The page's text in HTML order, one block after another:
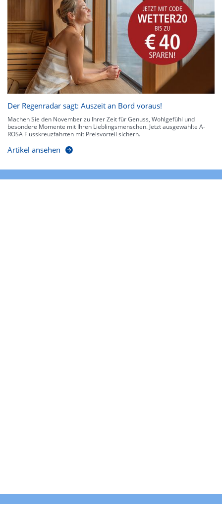
Der Regenradar sagt: Auszeit an Bord voraus!
Machen Sie den November zu Ihrer Zeit für Genuss, Wohlgefühl und
besondere Momente mit Ihren Lieblingsmenschen. Jetzt ausgewählte A-
ROSA Flusskreuzfahrten mit Preisvorteil sichern.
Artikel ansehen